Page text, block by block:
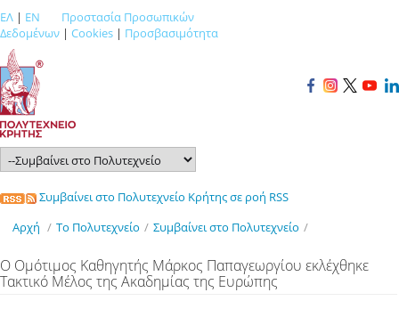
ΕΛ | EN
Προστασία Προσωπικών
Δεδομένων | Cookies | Προσβασιμότητα
Συμβαίνει στο Πολυτεχνείο Κρήτης σε ροή RSS
Αρχή / Το Πολυτεχνείο / Συμβαίνει στο Πολυτεχνείο /
Ο Ομότιμος Καθηγητής Μάρκος Παπαγεωργίου εκλέχθηκε
Τακτικό Μέλος της Ακαδημίας της Ευρώπης